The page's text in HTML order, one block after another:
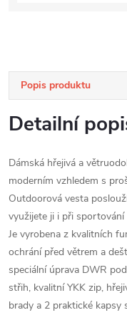
Popis produktu
Detailní
Dámská hřejivá a
moderním vzhledem s
Outdoorová vesta
využijete ji i při
Je vyrobena z kvalitních
ochrání před větrem a
speciální úprava DWR
střih, kvalitní YKK zip,
brady a 2 praktické kapsy